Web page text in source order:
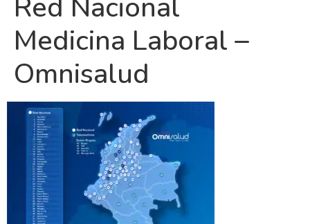
Red Nacional
Medicina Laboral –
Omnisalud